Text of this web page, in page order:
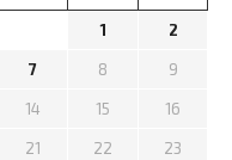
1 2
7 8 9
14 15 16
21 22 23